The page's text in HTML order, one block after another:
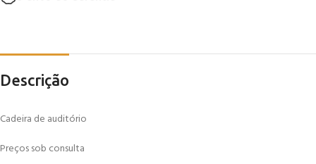
Descrição
Cadeira de auditório
Preços sob consulta